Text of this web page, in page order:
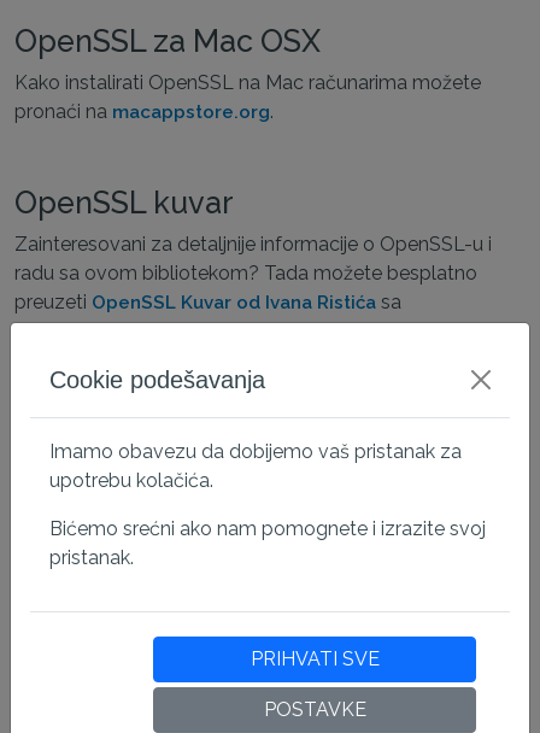
OpenSSL za Mac OSX
Kako instalirati OpenSSL na Mac računarima možete
pronaći na macappstore.org.
OpenSSL kuvar
Zainteresovani za detaljnije informacije o OpenSSL-u i
radu sa ovom bibliotekom? Tada možete besplatno
preuzeti OpenSSL Kuvar od Ivana Ristića sa
sveobuhvatnim informacijama o osobinama i
Cookie podešavanja
Imamo obavezu da dobijemo vaš pristanak za
upotrebu kolačića.
Bićemo srećni ako nam pomognete i izrazite svoj
pristanak.
PRIHVATI SVE
POSTAVKE